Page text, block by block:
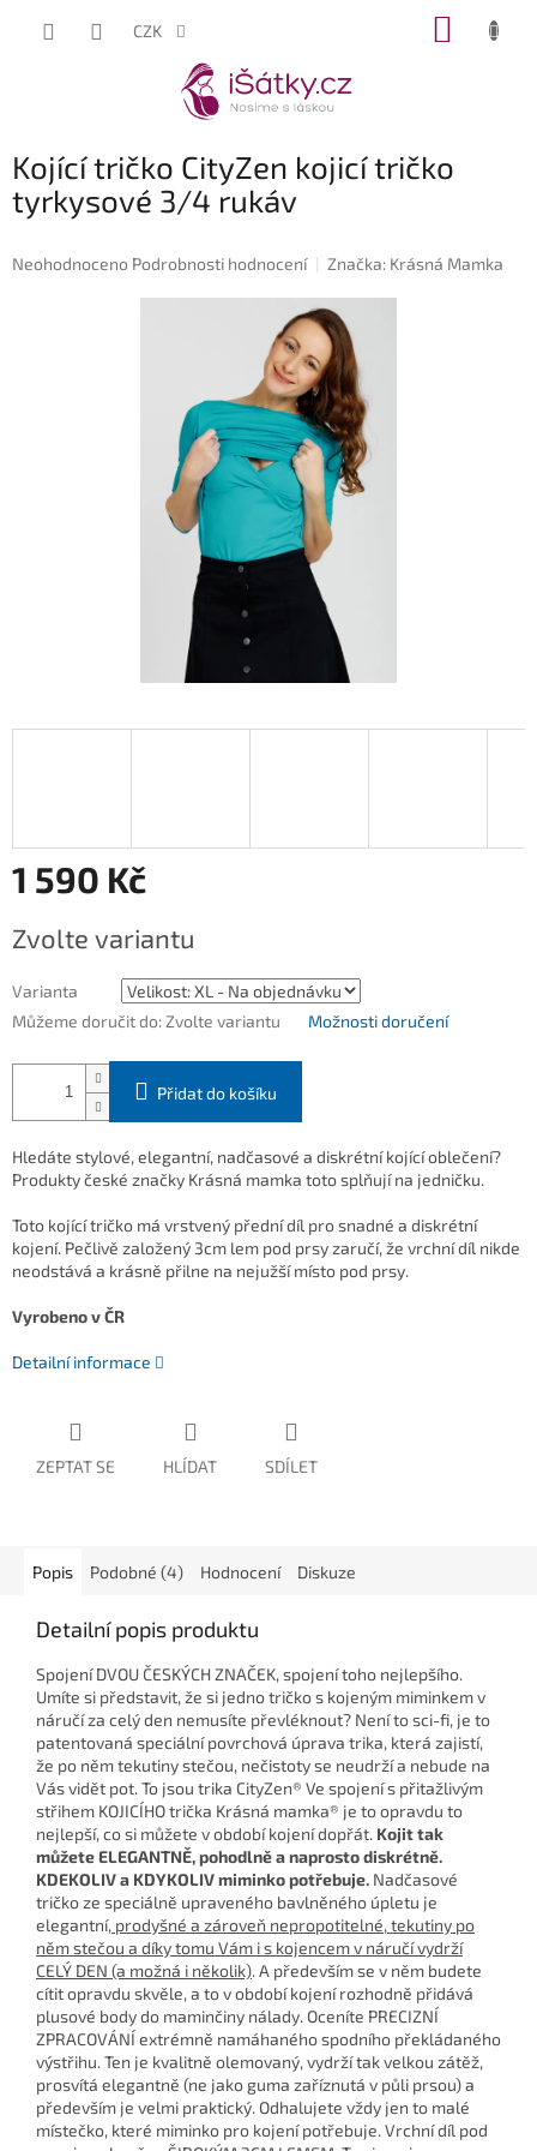
CZK
Kojící tričko CityZen kojicí tričko
tyrkysové 3/4 rukáv
Průměrné
Neohodnoceno Podrobnosti hodnocení Značka: Krásná Mamka
1 590 Kč
cena:
Zvolte variantu
Varianta
Můžeme doručit do: Zvolte variantu Možnosti doručení
Přidat do košíku
Hledáte stylové, elegantní, nadčasové a diskrétní kojící oblečení?
Produkty české značky Krásná mamka toto splňují na jedničku.
Toto kojící tričko má vrstvený přední díl pro snadné a diskrétní
kojení. Pečlivě založený 3cm lem pod prsy zaručí, že vrchní díl nikde
neodstává a krásně přilne na nejužší místo pod prsy.
Vyrobeno v ČR
Detailní informace
ZEPTAT SE HLÍDAT SDÍLET
Popis Podobné (4) Hodnocení Diskuze
Detailní popis produktu
Spojení DVOU ČESKÝCH ZNAČEK, spojení toho nejlepšího.
Umíte si představit, že si jedno tričko s kojeným miminkem v
náručí za celý den nemusíte převléknout? Není to sci-fi, je to
patentovaná speciální povrchová úprava trika, která zajistí,
že po něm tekutiny stečou, nečistoty se neudrží a nebude na
Vás vidět pot. To jsou trika CityZen® Ve spojení s přitažlivým
střihem KOJICÍHO trička Krásná mamka® je to opravdu to
nejlepší, co si můžete v období kojení dopřát. Kojit tak
můžete ELEGANTNĚ, pohodlně a naprosto diskrétně.
KDEKOLIV a KDYKOLIV miminko potřebuje. Nadčasové
tričko ze speciálně upraveného bavlněného úpletu je
elegantní, prodyšné a zároveň nepropotitelné, tekutiny po
něm stečou a díky tomu Vám i s kojencem v náručí vydrží
CELÝ DEN (a možná i několik). A především se v něm budete
cítit opravdu skvěle, a to v období kojení rozhodně přidává
plusové body do maminčiny nálady. Oceníte PRECIZNÍ
ZPRACOVÁNÍ extrémně namáhaného spodního překládaného
výstřihu. Ten je kvalitně olemovaný, vydrží tak velkou zátěž,
prosvítá elegantně (ne jako guma zaříznutá v půli prsou) a
především je velmi praktický. Odhalujete vždy jen to malé
místečko, které miminko pro kojení potřebuje. Vrchní díl pod